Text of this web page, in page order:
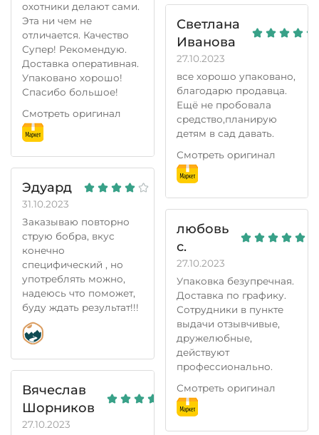
охотники делают сами.
Эта ни чем не
отличается. Качество
Супер! Рекомендую.
Доставка оперативная.
Упаковано хорошо!
Спасибо большое!
Смотреть оригинал
Эдуард
31.10.2023
Заказываю повторно
струю бобра, вкус
конечно
специфический , но
употреблять можно,
надеюсь что поможет,
буду ждать результат!!!
Вячеслав
Шорников
27.10.2023
Светлана
Иванова
27.10.2023
все хорошо упаковано,
благодарю продавца.
Ещё не пробовала
средство,планирую
детям в сад давать.
Смотреть оригинал
любовь
с.
27.10.2023
Упаковка безупречная.
Доставка по графику.
Сотрудники в пункте
выдачи отзывчивые,
дружелюбные,
действуют
профессионально.
Смотреть оригинал